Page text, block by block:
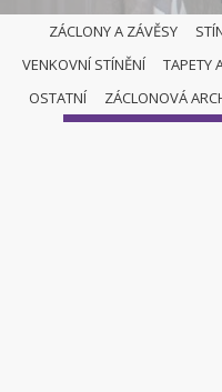
ZÁCLONY A ZÁVĚSY
VENKOVNÍ STÍNĚNÍ
TAPETY
OSTATNÍ
ZÁCLONOVÁ
NAŠI